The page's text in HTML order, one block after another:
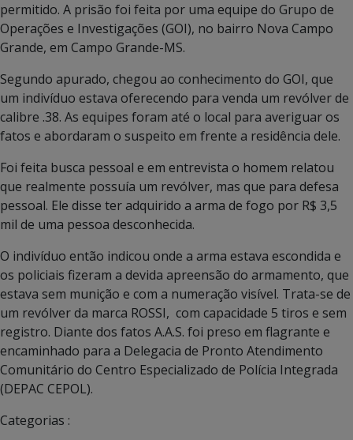
permitido. A prisão foi feita por uma equipe do Grupo de
Operações e Investigações (GOI), no bairro Nova Campo
Grande, em Campo Grande-MS.
Segundo apurado, chegou ao conhecimento do GOI, que
um indivíduo estava oferecendo para venda um revólver de
calibre .38. As equipes foram até o local para averiguar os
fatos e abordaram o suspeito em frente a residência dele.
Foi feita busca pessoal e em entrevista o homem relatou
que realmente possuía um revólver, mas que para defesa
pessoal. Ele disse ter adquirido a arma de fogo por R$ 3,5
mil de uma pessoa desconhecida.
O indivíduo então indicou onde a arma estava escondida e
os policiais fizeram a devida apreensão do armamento, que
estava sem munição e com a numeração visível. Trata-se de
um revólver da marca ROSSI, com capacidade 5 tiros e sem
registro. Diante dos fatos A.A.S. foi preso em flagrante e
encaminhado para a Delegacia de Pronto Atendimento
Comunitário do Centro Especializado de Polícia Integrada
(DEPAC CEPOL).
Categorias :